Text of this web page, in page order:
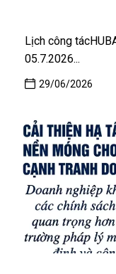
29/06/2026
Lịch công
05.7.2026...